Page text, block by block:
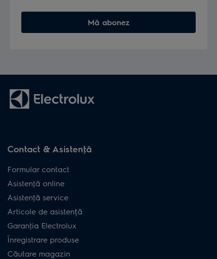
Mă abonez
Contact & Asistenţă
Formular contact
Asistenţă online
Asistenţă service
Articole de asistență
Garanţia Electrolux
Înregistrare produse
Căutare magazin